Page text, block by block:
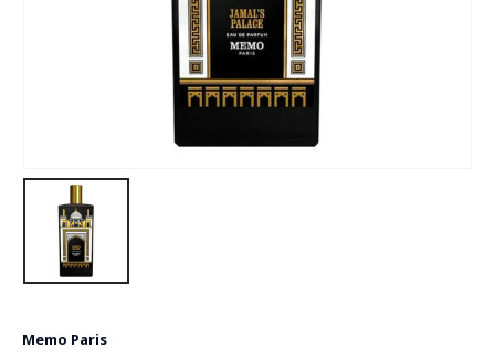
Memo Paris